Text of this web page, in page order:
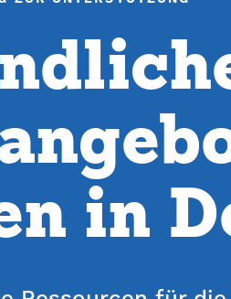
in